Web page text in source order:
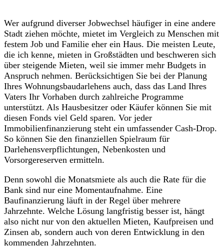
Wer aufgrund diverser Jobwechsel häufiger in eine andere
Stadt ziehen möchte, mietet im Vergleich zu Menschen mit
festem Job und Familie eher ein Haus. Die meisten Leute,
die ich kenne, mieten in Großstädten und beschweren sich
über steigende Mieten, weil sie immer mehr Budgets in
Anspruch nehmen. Berücksichtigen Sie bei der Planung
Ihres Wohnungsbaudarlehens auch, dass das Land Ihres
Vaters Ihr Vorhaben durch zahlreiche Programme
unterstützt. Als Hausbesitzer oder Käufer können Sie mit
diesen Fonds viel Geld sparen. Vor jeder
Immobilienfinanzierung steht ein umfassender Cash-Drop.
So können Sie den finanziellen Spielraum für
Darlehensverpflichtungen, Nebenkosten und
Vorsorgereserven ermitteln.
Denn sowohl die Monatsmiete als auch die Rate für die
Bank sind nur eine Momentaufnahme. Eine
Baufinanzierung läuft in der Regel über mehrere
Jahrzehnte. Welche Lösung langfristig besser ist, hängt
also nicht nur von den aktuellen Mieten, Kaufpreisen und
Zinsen ab, sondern auch von deren Entwicklung in den
kommenden Jahrzehnten.